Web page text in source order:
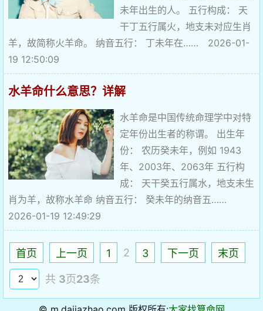
未年出生的人。 五行构成： 天
干丁五行属火，地支未对应生肖
羊，故简称火羊命。 纳音五行： 丁未年在…… 2026-01-
19 12:50:09
水羊命什么意思？详解
水羊命是中国传统命理学中对特
定年份出生者的称谓。 出生年
份： 农历癸未年，例如 1943
年、2003年、2063年 五行构
成： 天干癸五行属水，地支未生
肖为羊，故称水羊命 纳音五行： 癸未年的纳音五……
2026-01-19 12:49:29
首页 上一页 1 2 3 下一页 末页
共 3页23条